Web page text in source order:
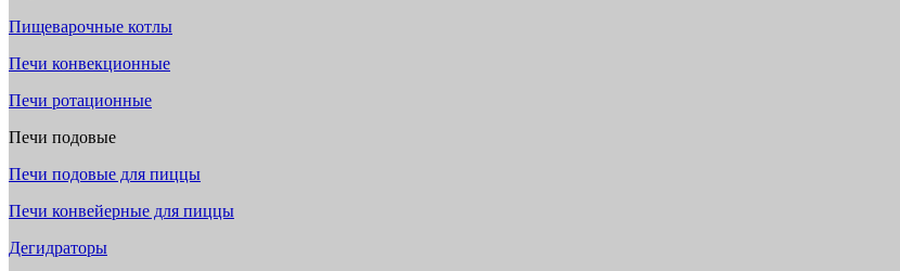
Пищеварочные котлы
Печи конвекционные
Печи ротационные
Печи подовые
Печи подовые для пиццы
Печи конвейерные для пиццы
Дегидраторы